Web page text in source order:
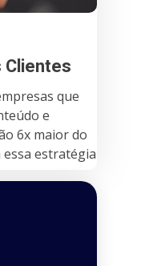
Clientes
que
e
6x maior do
estratégia